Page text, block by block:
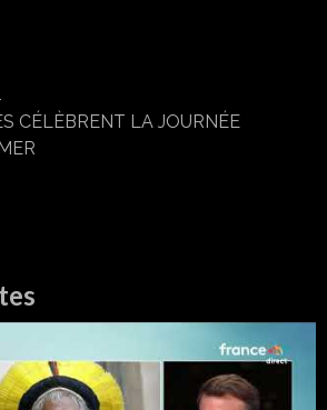
CÉLÈBRENT LA JOURNÉE